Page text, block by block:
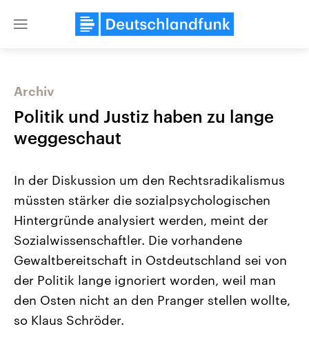
Close
USA
Hintergründe
Wirtschaftlich und militärisch
gehören die Vereinigten Staaten zu
den mächtigsten Ländern der Erde,
mit großem Einfluss auf das
aktuelle Weltgeschehen.
Nahostkonflikt
Der Überfall der
Terrororganisation Hamas
Oktober 2023 auf Israel
Region wieder die
Israel möchte die Hamas
Archiv
Politik und Justiz haben zu lange
weggeschaut
In der Diskussion um den Rechtsradikalismus
müssten stärker die sozialpsychologischen
Hintergründe analysiert werden, meint der
Sozialwissenschaftler. Die vorhandene
Gewaltbereitschaft in Ostdeutschland sei von
der Politik lange ignoriert worden, weil man
den Osten nicht an den Pranger stellen wollte,
so Klaus Schröder.